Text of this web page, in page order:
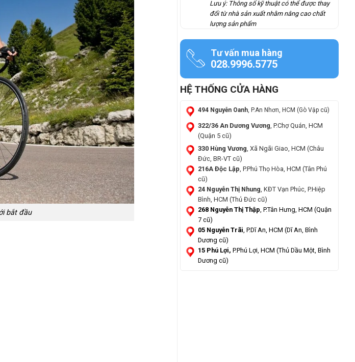
bắt đầu
Lưu ý: Thông số kỹ thuật có thể được thay
đổi từ nhà sản xuất nhằm nâng cao chất
lượng sản phẩm
Tư vấn mua hàng
028.9996.5775
HỆ THỐNG CỬA HÀNG
494 Nguyễn Oanh, P.An Nhơn, HCM (Gò Vập cũ)
322/36 An Dương Vương, P.Chợ Quán, HCM
(Quận 5 cũ)
330 Hùng Vương, Xã Ngãi Giao, HCM (Châu
Đức, BR-VT cũ)
216A Độc Lập, P.Phú Thọ Hòa, HCM (Tân Phú
cũ)
24 Nguyễn Thị Nhung, KĐT Vạn Phúc, P.Hiệp
Bình, HCM (Thủ Đức cũ)
268 Nguyễn Thị Thập, P.Tân Hưng, HCM (Quận
7 cũ)
05 Nguyễn Trãi, P.Dĩ An, HCM (Dĩ An, Bình
Dương cũ)
15 Phú Lợi, P.Phú Lợi, HCM (Thủ Dầu Một, Bình
Dương cũ)